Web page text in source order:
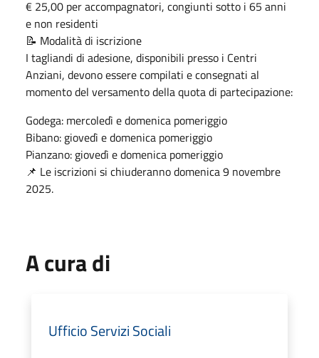
€ 25,00 per accompagnatori, congiunti sotto i 65 anni
e non residenti
📝 Modalità di iscrizione
I tagliandi di adesione, disponibili presso i Centri
Anziani, devono essere compilati e consegnati al
momento del versamento della quota di partecipazione:
Godega: mercoledì e domenica pomeriggio
Bibano: giovedì e domenica pomeriggio
Pianzano: giovedì e domenica pomeriggio
📌 Le iscrizioni si chiuderanno domenica 9 novembre
2025.
A cura di
Ufficio Servizi Sociali